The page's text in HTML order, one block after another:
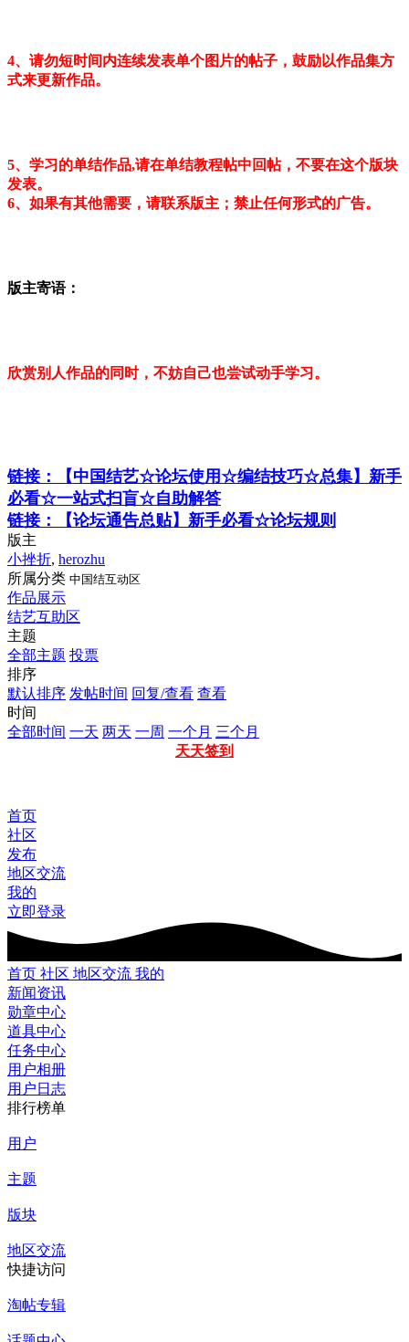
4、请勿短时间内连续发表单个图片的帖子，鼓励以作品集方
式来更新作品。
5、学习的单结作品,请在单结教程帖中回帖，不要在这个版块
发表。
6、如果有其他需要，请联系版主；禁止任何形式的广告。
版主寄语：
欣赏别人作品的同时，不妨自己也尝试动手学习。
链接：【中国结艺☆论坛使用☆编结技巧☆总集】新手
必看☆一站式扫盲☆自助解答
链接：【论坛通告总贴】新手必看☆论坛规则
版主
小挫折, herozhu
所属分类 中国结互动区
作品展示
结艺互助区
主题
全部主题 投票
排序
默认排序 发帖时间 回复/查看 查看
时间
全部时间 一天 两天 一周 一个月 三个月
天天签到
首页
社区
发布
地区交流
我的
立即登录
首页 社区 地区交流 我的
新闻资讯
勋章中心
道具中心
任务中心
用户相册
用户日志
排行榜单
用户
主题
版块
地区交流
快捷访问
淘帖专辑